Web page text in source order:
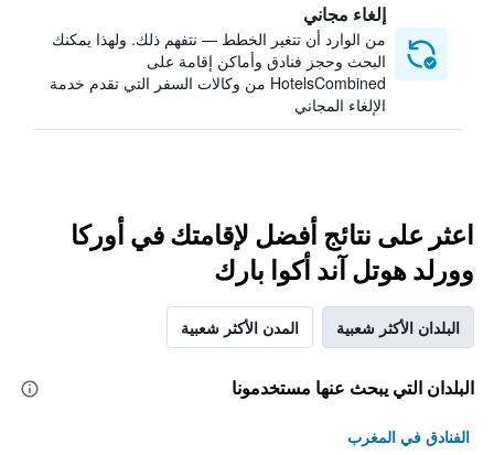
إلغاء مجاني
من الوارد أن تتغير الخطط — نتفهم ذلك. ولهذا يمكنك
البحث وحجز فنادق وأماكن إقامة على
HotelsCombined من وكالات السفر التي تقدم خدمة
الإلغاء المجاني
اعثر على نتائج أفضل لإقامتك في أوركا
وورلد هوتل آند أكوا بارك
البلدان الأكثر شعبية المدن الأكثر شعبية
البلدان التي يبحث عنها مستخدمونا
الفنادق في المغرب